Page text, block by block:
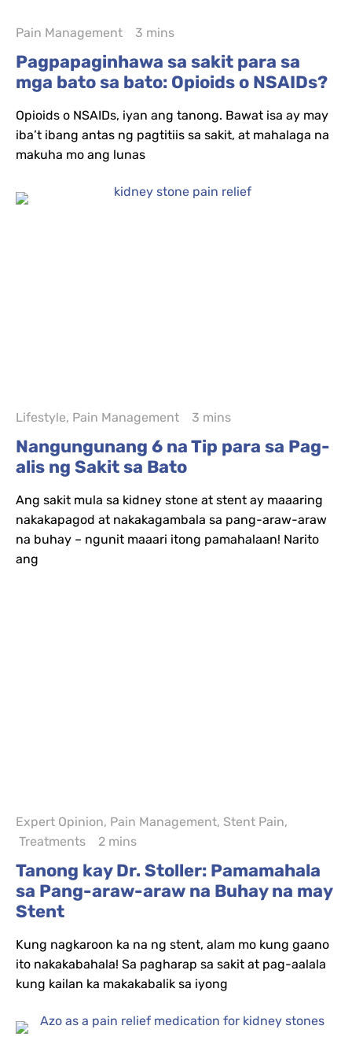
Pain Management 3 mins
Pagpapaginhawa sa sakit para sa
mga bato sa bato: Opioids o NSAIDs?
Opioids o NSAIDs, iyan ang tanong. Bawat isa ay may
iba’t ibang antas ng pagtitiis sa sakit, at mahalaga na
makuha mo ang lunas
Lifestyle, Pain Management 3 mins
Nangungunang 6 na Tip para sa Pag-
alis ng Sakit sa Bato
Ang sakit mula sa kidney stone at stent ay maaaring
nakakapagod at nakakagambala sa pang-araw-araw
na buhay – ngunit maaari itong pamahalaan! Narito
ang
Expert Opinion, Pain Management, Stent Pain,
Treatments
2 mins
Tanong kay Dr. Stoller: Pamamahala
sa Pang-araw-araw na Buhay na may
Stent
Kung nagkaroon ka na ng stent, alam mo kung gaano
ito nakakabahala! Sa pagharap sa sakit at pag-aalala
kung kailan ka makakabalik sa iyong